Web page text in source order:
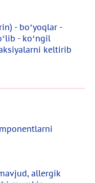
- bo‘yoqlar -
- ko‘ngil
keltirib
allergik